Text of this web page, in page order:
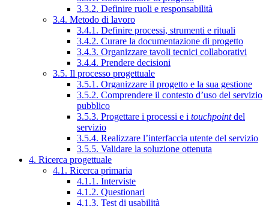
3.3.2. Definire ruoli e responsabilità
3.4. Metodo di lavoro
3.4.1. Definire processi, strumenti e rituali
3.4.2. Curare la documentazione di progetto
3.4.3. Organizzare tavoli tecnici collaborativi
3.4.4. Prendere decisioni
3.5. Il processo progettuale
3.5.1. Organizzare il progetto e la sua gestione
3.5.2. Comprendere il contesto d’uso del servizio
pubblico
3.5.3. Progettare i processi e i touchpointdel
servizio
3.5.4. Realizzare l’interfaccia utente del servizio
3.5.5. Validare la soluzione ottenuta
4. Ricerca progettuale
4.1. Ricerca primaria
4.1.1. Interviste
4.1.2. Questionari
4.1.3. Test di usabilità